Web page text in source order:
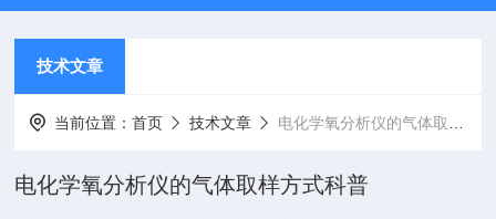
技术文章
当前位置：首页 技术文章 电化学氧分析仪的气体取样方式科普
电化学氧分析仪的气体取样方式科普